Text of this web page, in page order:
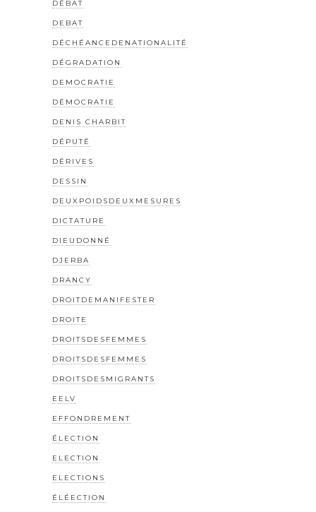
DÉBAT
DEBAT
DÉCHÉANCEDENATIONALITÉ
DÉGRADATION
DEMOCRATIE
DÉMOCRATIE
DENIS CHARBIT
DÉPUTÉ
DÉRIVES
DESSIN
DEUXPOIDSDEUXMESURES
DICTATURE
DIEUDONNÉ
DJERBA
DRANCY
DROITDEMANIFESTER
DROITE
DROITSDESFEMMES
DROITSDESFEMMES
DROITSDESMIGRANTS
EELV
EFFONDREMENT
ÉLECTION
ELECTION
ELECTIONS
ÉLÉECTION